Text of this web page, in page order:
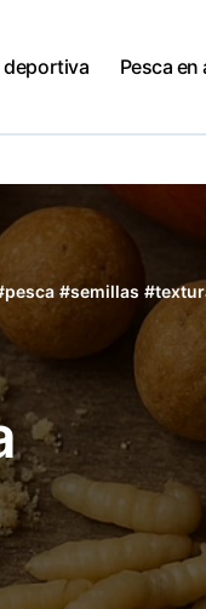
deportiva Pesca
pesca #semillas #